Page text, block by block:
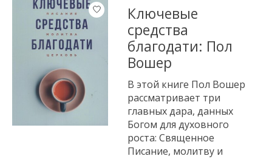
Ключевые
средства
благодати: Пол
Вошер
В этой книге Пол Вошер
рассматривает три
главных дара, данных
Богом для духовного
роста: Священное
Писание, молитву и